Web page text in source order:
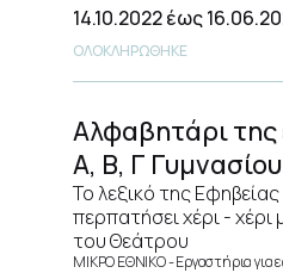
14.10.2022έως
ΟΛΟΚΛΗΡΩΘΗΚΕ
Αλφαβητάρι της
Α, Β, Γ Γυμνασίου
Το λεξικό της
περπατήσει χέρι - χέρι
του Θεάτρου
ΜΙΚΡΟ ΕΘΝΙΚΟ Εργαστήρια για